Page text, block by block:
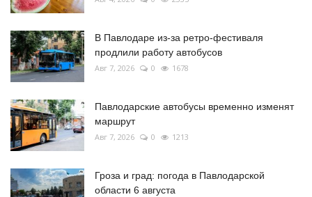
В Павлодаре из-за ретро-фестиваля
продлили работу автобусов
Авг 7, 2026 0 1678
Павлодарские автобусы временно изменят
маршрут
Авг 7, 2026 0 1213
Гроза и град: погода в Павлодарской
области 6 августа